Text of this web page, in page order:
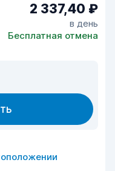
2 337,40 ₽
в день
Бесплатная отмена